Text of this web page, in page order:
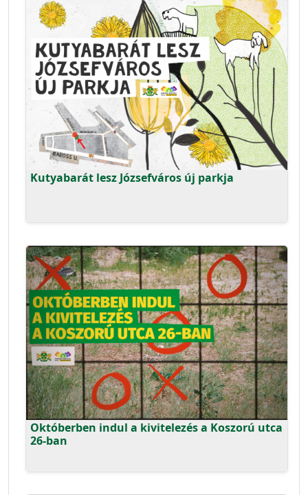
Kutyabarát lesz Józsefváros új parkja
Októberben indul a kivitelezés a Koszorú utca
26-ban